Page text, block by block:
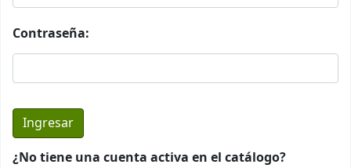
Contraseña:
¿No tiene una cuenta activa en el catálogo?